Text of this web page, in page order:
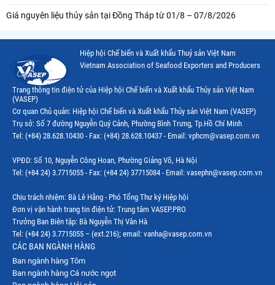
Giá nguyên liệu thủy sản tại Đồng Tháp từ 01/8 – 07/8/2026
Hiệp hội Chế biến và Xuất khẩu Thuỷ sản Việt Nam
Vietnam Association of Seafood Exporters and Producers
Trang thông tin điện tử của Hiệp hội Chế biến và Xuất khẩu Thủy sản Việt Nam
(VASEP)
Cơ quan Chủ quản: Hiệp hội Chế biến và Xuất khẩu Thủy sản Việt Nam (VASEP)
Trụ sở: Số 7 đường Nguyễn Quý Cảnh, Phường Bình Trưng, Tp.Hồ Chí Minh
Tel: (+84) 28.628.10430 - Fax: (+84) 28.628.10437 - Email: vphcm@vasep.com.vn
VPĐD: Số 10, Nguyễn Công Hoan, Phường Giảng Võ, Hà Nội
Tel: (+84 24) 3.7715055 - Fax: (+84 24) 37715084 - Email: vasephn@vasep.com.vn
Chịu trách nhiệm: Bà Lê Hằng - Phó Tổng Thư ký Hiệp hội
Đơn vị vận hành trang tin điện tử: Trung tâm VASEP.PRO
Trưởng Ban Biên tập: Bà Nguyễn Thị Vân Hà
Tel: (+84 24) 3.7715055 – (ext.216); email: vanha@vasep.com.vn
CÁC BAN NGÀNH HÀNG
Ban ngành hàng Tôm
Ban ngành hàng Cá nước ngọt